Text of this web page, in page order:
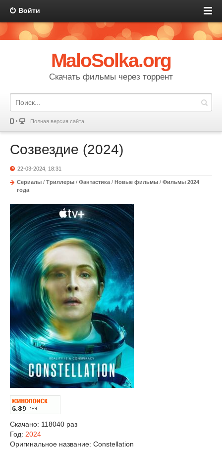
Войти
MaloSolka.org
Скачать фильмы через торрент
Полная версия сайта
Созвездие (2024)
22-03-2024, 18:31
Сериалы / Триллеры / Фантастика / Новые фильмы / Фильмы 2024
года
Скачано: 118040 раз
Год: 2024
Оригинальное название: Constellation